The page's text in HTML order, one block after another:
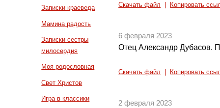
Записки краеведа
Мамина радость
Записки сестры
милосердия
Моя родословная
Свет Христов
Игра в классики
Скачать файл Копировать
6 февраля 2023
Отец Александр Дубасов.
Скачать файл Копировать
2 февраля 2023